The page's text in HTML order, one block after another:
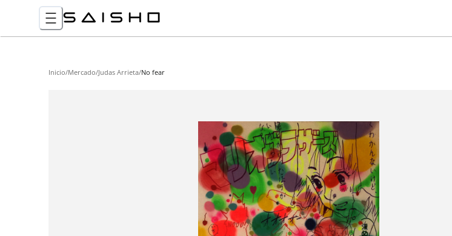
Inicio/Mercado/Judas Arrieta/No fear